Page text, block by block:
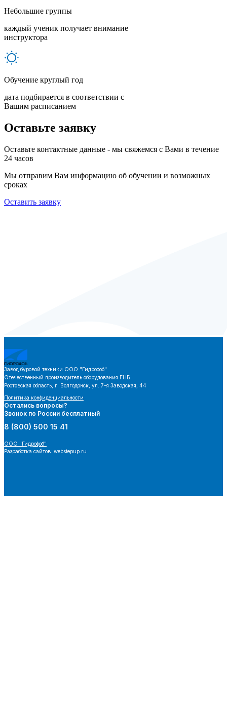
Небольшие группы
каждый ученик получает внимание
инструктора
Обучение круглый год
дата подбирается в соответствии с
Вашим расписанием
Оставьте заявку
Оставьте контактные данные - мы свяжемся с Вами в течение
24 часов
Мы отправим Вам информацию об обучении и возможных
сроках
Оставить заявку
Завод буровой техники ООО "Гидрофоб"
Отечественный производитель оборудования ГНБ
Ростовская область, г. Волгодонск, ул. 7-я Заводская, 44
Политика конфиденциальности
Остались вопросы?
Звонок по России бесплатный
8 (800) 500 15 41
ООО "Гидрофоб"
Разработка сайтов: webstepup.ru